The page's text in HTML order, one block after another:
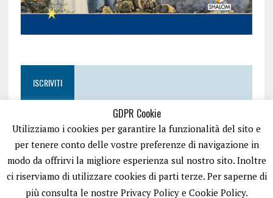
ISCRIVITI
GDPR Cookie
Utilizziamo i cookies per garantire la funzionalità del sito e
per tenere conto delle vostre preferenze di navigazione in
modo da offrirvi la migliore esperienza sul nostro sito. Inoltre
ci riserviamo di utilizzare cookies di parti terze. Per saperne di
più consulta le nostre Privacy Policy e Cookie Policy.